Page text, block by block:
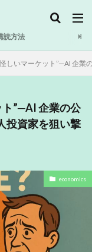
読方法
しいマーケット”─AI 企
”─AI 企業の公
投資家を狙い撃
economics